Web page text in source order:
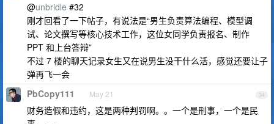
@unbridle #32
刚才回看了一下帖子，有说法是“男生负责算法编程、模型调
试、论文撰写等核心技术工作，这位女同学负责报名、制作
PPT 和上台答辩”
不过 7 楼的聊天记录女生又在说男生没干什么活，感觉还要让子
弹再飞一会
34
PbCopy111 May 21
财务造假和违约，这是两种判罚啊。。一个是刑事，一个是民